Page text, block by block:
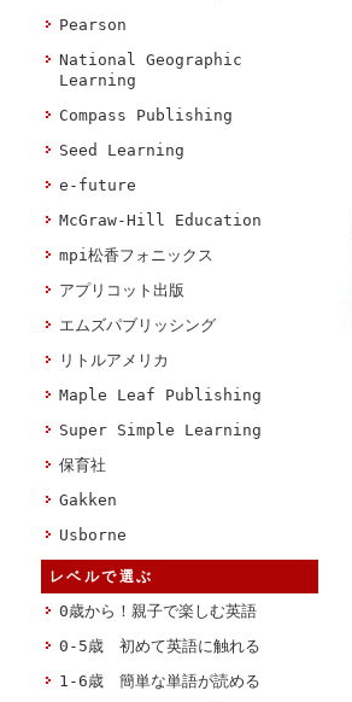
Pearson
National Geographic
Learning
Compass Publishing
Seed Learning
e-future
McGraw-Hill Education
mpi松香フォニックス
アプリコット出版
エムズパブリッシング
リトルアメリカ
Maple Leaf Publishing
Super Simple Learning
保育社
Gakken
Usborne
レベルで選ぶ
0歳から！親子で楽しむ英語
0-5歳 初めて英語に触れる
1-6歳 簡単な単語が読める